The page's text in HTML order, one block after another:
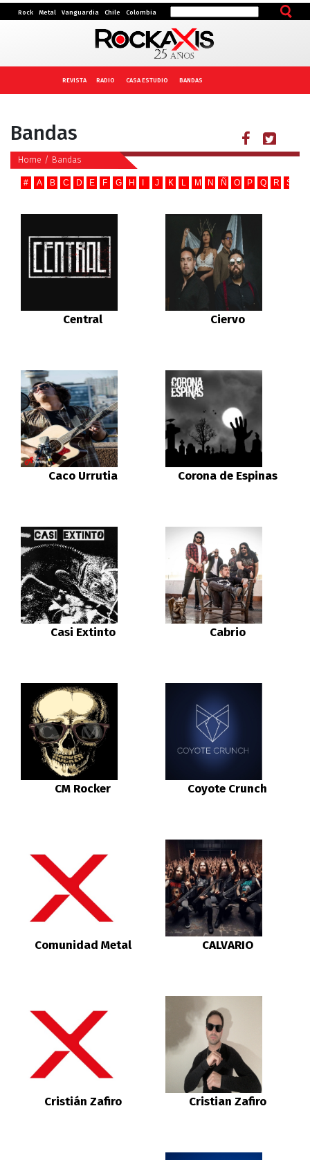
Rock Metal Vanguardia Chile Colombia
REVISTA RADIO CASA ESTUDIO BANDAS
Bandas
Home / Bandas
# A B C D E F G H J K L M N Ñ O P Q R S
Central Ciervo
Caco Urrutia Corona de Espinas
Casi Extinto Cabrio
CM Rocker Coyote Crunch
Comunidad Metal CALVARIO
Cristián Zafiro Cristian Zafiro